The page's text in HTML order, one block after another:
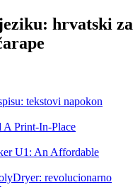
hrvatski za
tekstovi napokon
A Print-In-Place
U1: An Affordable
revolucionarno